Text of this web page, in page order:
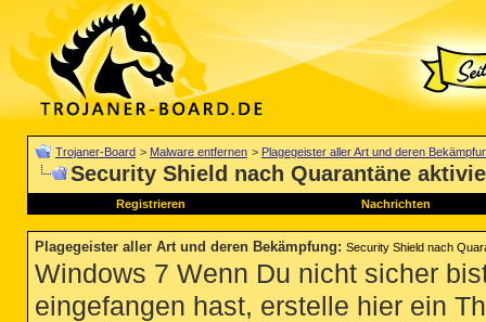
Trojaner-Board > Malware entfernen > Plagegeister aller Art und deren
Security Shield nach Quarantäne
Registrieren Nachrichten
Plagegeister aller Art und deren Bekämpfung: Security Shield nach
Windows 7 Wenn Du nicht sicher
eingefangen hast, erstelle hier ein